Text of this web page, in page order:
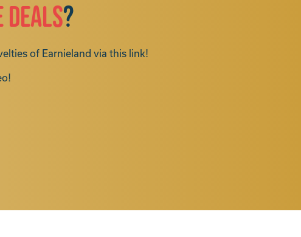
deals?
of Earnieland via this link!